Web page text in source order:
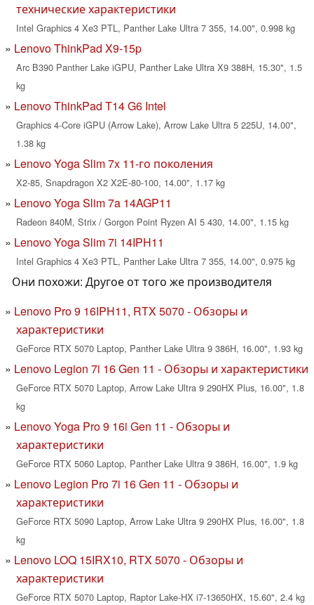
технические характеристики
Intel Graphics 4 Xe3 PTL, Panther Lake Ultra 7 355, 14.00", 0.998 kg
Lenovo ThinkPad X9-15p
Arc B390 Panther Lake iGPU, Panther Lake Ultra X9 388H, 15.30", 1.5
kg
Lenovo ThinkPad T14 G6 Intel
Graphics 4-Core iGPU (Arrow Lake), Arrow Lake Ultra 5 225U, 14.00",
1.38 kg
Lenovo Yoga Slim 7x 11-го поколения
X2-85, Snapdragon X2 X2E-80-100, 14.00", 1.17 kg
Lenovo Yoga Slim 7a 14AGP11
Radeon 840M, Strix / Gorgon Point Ryzen AI 5 430, 14.00", 1.15 kg
Lenovo Yoga Slim 7i 14IPH11
Intel Graphics 4 Xe3 PTL, Panther Lake Ultra 7 355, 14.00", 0.975 kg
Они похожи: Другое от того же производителя
Lenovo Pro 9 16IPH11, RTX 5070 - Обзоры и
характеристики
GeForce RTX 5070 Laptop, Panther Lake Ultra 9 386H, 16.00", 1.93 kg
Lenovo Legion 7i 16 Gen 11 - Обзоры и характеристики
GeForce RTX 5070 Laptop, Arrow Lake Ultra 9 290HX Plus, 16.00", 1.8
kg
Lenovo Yoga Pro 9 16i Gen 11 - Обзоры и
характеристики
GeForce RTX 5060 Laptop, Panther Lake Ultra 9 386H, 16.00", 1.9 kg
Lenovo Legion Pro 7i 16 Gen 11 - Обзоры и
характеристики
GeForce RTX 5090 Laptop, Arrow Lake Ultra 9 290HX Plus, 16.00", 1.8
kg
Lenovo LOQ 15IRX10, RTX 5070 - Обзоры и
характеристики
GeForce RTX 5070 Laptop, Raptor Lake-HX i7-13650HX, 15.60", 2.4 kg